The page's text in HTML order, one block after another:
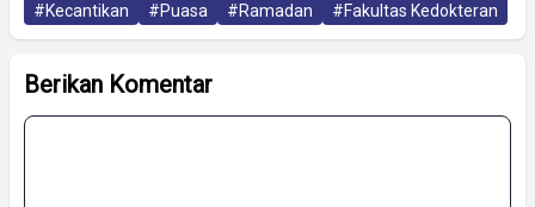
#Kecantikan #Puasa #Ramadan #Fakultas Kedokteran
Berikan Komentar